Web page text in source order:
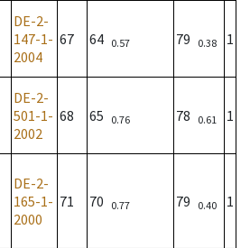
DE-2-
147-1-
2004
67 64 0.57 79 0.38 1
DE-2-
501-1-
2002
68 65 0.76 78 0.61 1
DE-2-
165-1-
2000
71 70 0.77 79 0.40 1